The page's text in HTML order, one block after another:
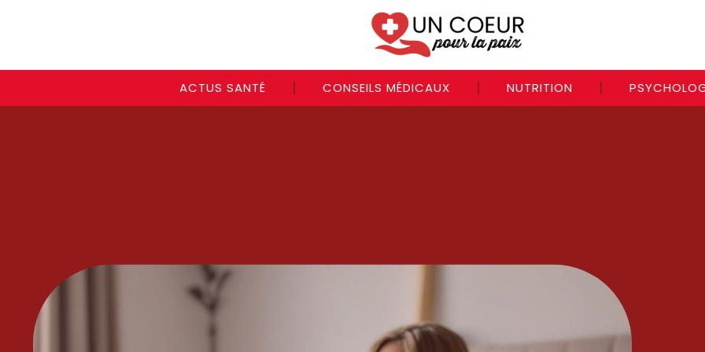
ACTUS SANTÉ CONSEILS MÉDICAUX NUTRITION